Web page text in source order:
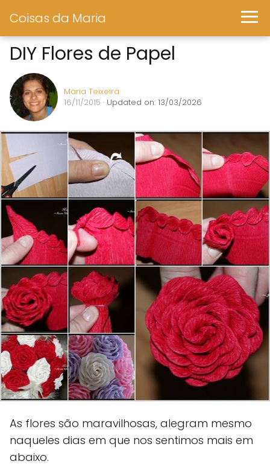
Coisas da Maria
DIY Flores de Papel
Maria Teixeira
16/11/2015 · Updated on: 13/03/2026
As flores são maravilhosas, alegram mesmo
naqueles dias em que nos sentimos mais em
abaixo.